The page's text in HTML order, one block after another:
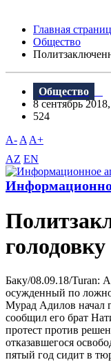
Главная
Общество
Общество
8 сентябрь
524
A- A A+
AZ EN
голодовку
Баку/08.09.18/Turan:
осужденный по
Мурад Адилов начал
сообщил его брат
протест против
отказавшегося
пятый год сидит в